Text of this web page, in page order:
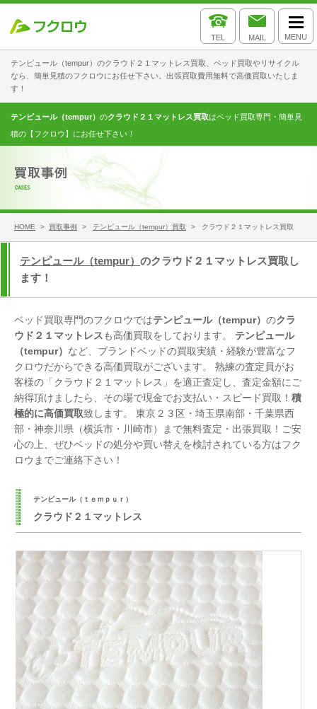
テンピュール（tempur）のクラウド２１マットレス買取、ベッド買取やリサイクル
なら、簡単見積のフクロウにお任せ下さい。出張買取費用無料で高価買取いたしま
す！
TEL MAIL MENU
テンピュール（tempur） のクラウド２１マットレス買取はベッド買取専門・簡単見
積の【フクロウ】にお任せ下さい！
HOME > 買取事例 > テンピュール（tempur）買取 > クラウド２１マットレス買取
テンピュール（tempur） のクラウド２１マットレス買取し
ます！
ベッド買取専門のフクロウではテンピュール（tempur） のクラ
ウド２１マットレスも高価買取をしております。 テンピュール
（tempur） など、ブランドベッドの買取実績・経験が豊富なフ
クロウだからできる高価買取がございます。 熟練の査定員がお
客様の「クラウド２１マットレス」を適正査定し、査定金額にご
納得頂けましたら、その場で現金でお支払い・スピード買取！ 積
極的に高価買取致します。 東京２３区・埼玉県南部・千葉県西
部・神奈川県（横浜市・川崎市）まで無料査定・出張買取！ご安
心の上、ぜひベッドの処分や買い替えを検討されている方はフク
ロウまでご連絡下さい！
テンピュール（ｔｅｍｐｕｒ）
クラウド２１マットレス